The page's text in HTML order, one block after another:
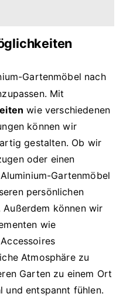
Gartenmöbel nach
Mit
wie verschiedenen
können wir
gestalten. Ob wir
oder einen
Gartenmöbel
persönlichen
können wir
wie
Atmosphäre zu
Garten zu einem Ort
und entspannt fühlen.